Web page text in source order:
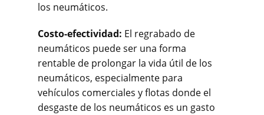
los neumáticos.
Costo-efectividad: El regrabado de
neumáticos puede ser una forma
rentable de prolongar la vida útil de los
neumáticos, especialmente para
vehículos comerciales y flotas donde el
desgaste de los neumáticos es un gasto